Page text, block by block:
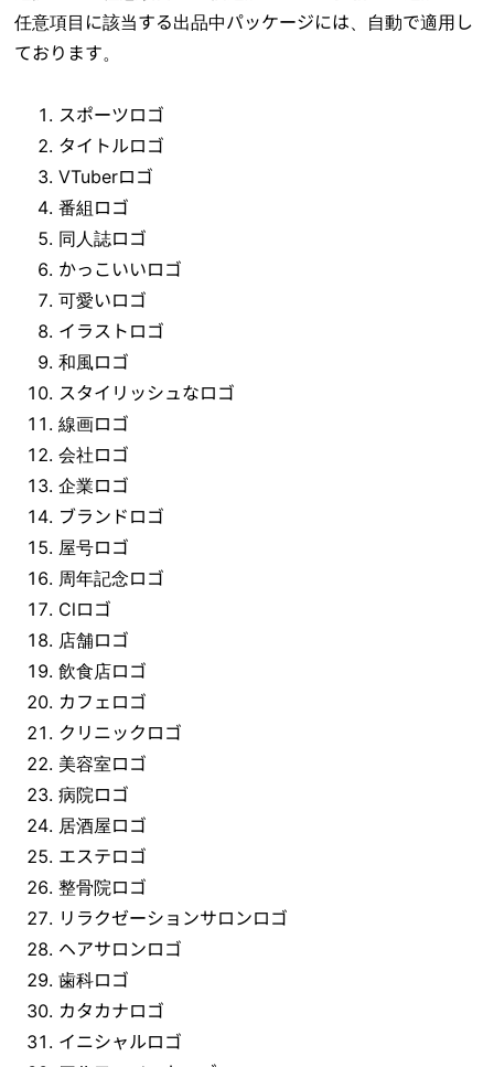
任意項目に該当する出品中パッケージには、自動で適用し
ております。
スポーツロゴ
タイトルロゴ
VTuberロゴ
番組ロゴ
同人誌ロゴ
かっこいいロゴ
可愛いロゴ
イラストロゴ
和風ロゴ
スタイリッシュなロゴ
線画ロゴ
会社ロゴ
企業ロゴ
ブランドロゴ
屋号ロゴ
周年記念ロゴ
Clロゴ
店舗ロゴ
飲食店ロゴ
カフェロゴ
クリニックロゴ
美容室ロゴ
病院ロゴ
居酒屋ロゴ
エステロゴ
整骨院ロゴ
リラクゼーションサロンロゴ
ヘアサロンロゴ
歯科ロゴ
カタカナロゴ
イニシャルロゴ